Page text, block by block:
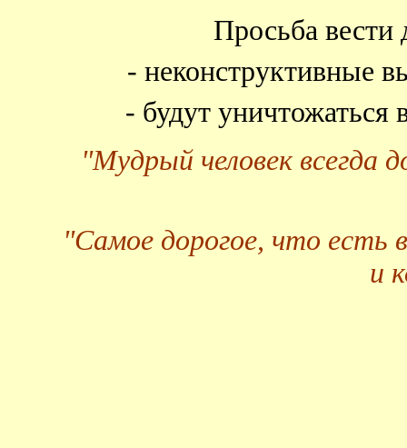
Просьба вести
- неконструктивные
- будут
"Мудрый человек всегда
"Самое дорогое, что есть
и